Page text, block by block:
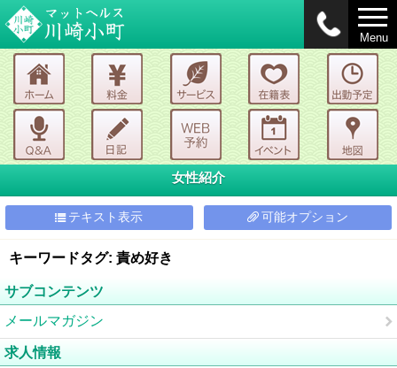
Menu
女性紹介
テキスト表示 可能オプション
キーワードタグ: 責め好き
サブコンテンツ
メールマガジン
求人情報